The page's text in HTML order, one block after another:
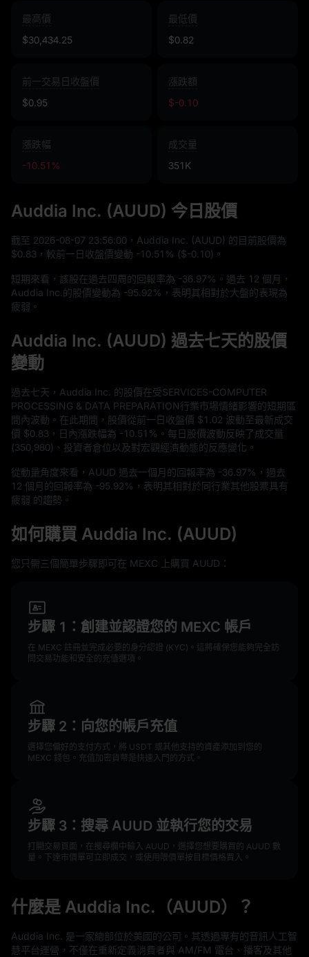
最高價
$30,434.25
最低價
$0.82
前一交易日收盤價
$0.95
漲跌額
$-0.10
漲跌幅
-10.51%
成交量
351K
Auddia Inc. (AUUD) 今日股價
截至 2026-08-07 23:56:00 ，Auddia Inc. (AUUD) 的目前股價為
$0.83 ，較前一日收盤價變動 -10.51% ($-0.10)。
短期來看，該股在過去四周的回報率為 -36.97% 。過去 12 個月，
Auddia Inc.的股價變動為 -95.92% ，表明其相對於大盤的表現為
疲弱。
Auddia Inc. (AUUD) 過去七天的股價
變動
過去七天，Auddia Inc. 的股價在受SERVICES-COMPUTER
PROCESSING & DATA PREPARATION行業市場情緒影響的短期區
間內波動。在此期間，股價從前一日收盤價 $1.02 波動至最新成交
價 $0.83 ，日內漲跌幅為 -10.51% 。每日股價波動反映了成交量
(350,980)、投資者倉位以及對宏觀經濟動態的反應變化。
從動量角度來看，AUUD 過去一個月的回報率為 -36.97% ，過去
12 個月的回報率為 -95.92% ，表明其相對於同行業其他股票具有
疲弱 的趨勢。
如何購買 Auddia Inc. (AUUD)
您只需三個簡單步驟即可在 MEXC 上購買 AUUD：
步驟 1：創建並認證您的 MEXC 帳戶
在 MEXC 註冊並完成必要的身分認證 (KYC)。這將確保您能夠完全訪
問交易功能和安全的充值選項。
步驟 2：向您的帳戶充值
選擇您偏好的支付方式，將 USDT 或其他支持的資產添加到您的
MEXC 錢包。充值加密貨幣是快速入門的方式。
步驟 3：搜尋 AUUD 並執行您的交易
打開交易頁面，在搜尋欄中輸入 AUUD，選擇您想要購買的 AUUD 數
量。下達市價單可立即成交，或使用限價單按目標價格買入。
什麼是 Auddia Inc.（AUUD）？
Auddia Inc. 是一家總部位於美國的公司。其透過專有的音訊人工智
慧平台運營，不僅在重新定義消費者與 AM/FM 電台、播客及其他